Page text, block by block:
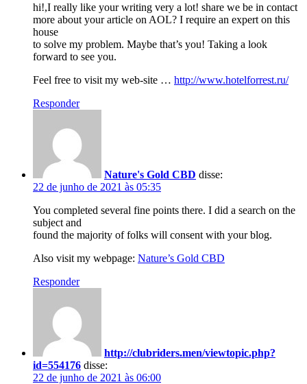
hi!,I really like your writing very a lot! share we be in contact
more about your article on AOL? I require an expert on this
house
to solve my problem. Maybe that’s you! Taking a look
forward to see you.
Feel free to visit my web-site … http://www.hotelforrest.ru/
Responder
Nature's Gold CBD disse:
22 de junho de 2021 às 05:35
You completed several fine points there. I did a search on the
subject and
found the majority of folks will consent with your blog.
Also visit my webpage: Nature’s Gold CBD
Responder
http://clubriders.men/viewtopic.php?
id=554176 disse:
22 de junho de 2021 às 06:00